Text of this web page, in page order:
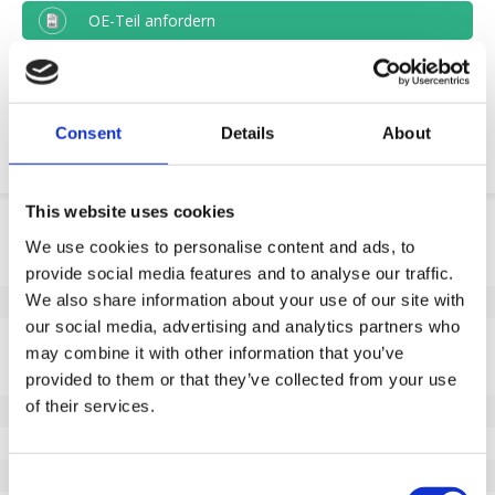
Consent Details About
This website uses cookies
We use cookies to personalise content and ads, to
provide social media features and to analyse our traffic.
We also share information about your use of our site with
our social media, advertising and analytics partners who
may combine it with other information that you’ve
provided to them or that they’ve collected from your use
of their services.
OE-Teil anfordern
Chemische resistenz
SKU
J20338280
EAN
8718116166535
Eigenschaften
Nicht markierende Lauffläche
Ja
Raddurchmesser (mm)